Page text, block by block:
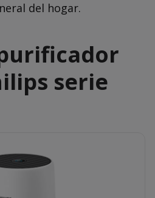
del hogar.
serie